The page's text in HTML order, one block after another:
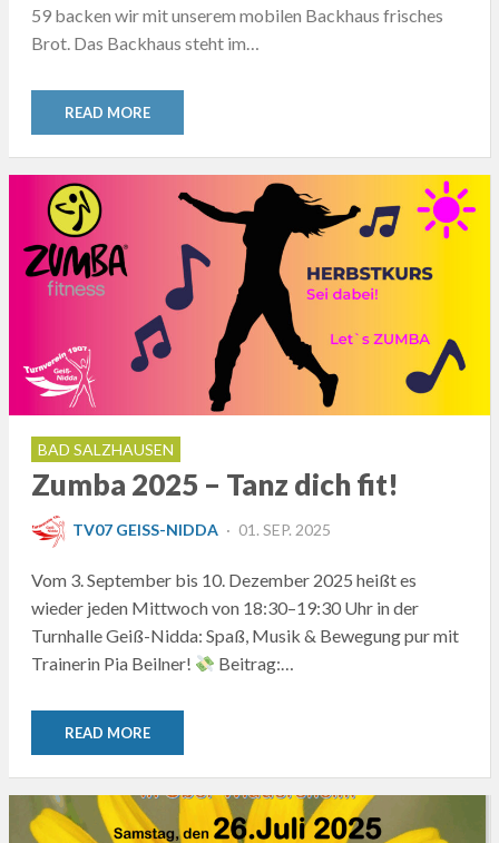
59 backen wir mit unserem mobilen Backhaus frisches
Brot. Das Backhaus steht im…
READ MORE
BAD SALZHAUSEN
Zumba 2025 – Tanz dich fit!
TV07 GEISS-NIDDA
POSTED
01. SEP. 2025
Vom 3. September bis 10. Dezember 2025 heißt es
wieder jeden Mittwoch von 18:30–19:30 Uhr in der
Turnhalle Geiß-Nidda: Spaß, Musik & Bewegung pur mit
Trainerin Pia Beilner!
Beitrag:…
READ MORE